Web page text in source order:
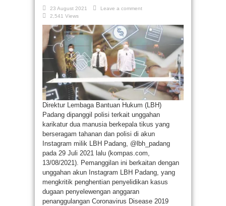
23 August 2021
Leave a comment
2,541 Views
Direktur Lembaga Bantuan Hukum (LBH)
Padang dipanggil polisi terkait unggahan
karikatur dua manusia berkepala tikus yang
berseragam tahanan dan polisi di akun
Instagram milik LBH Padang, @lbh_padang
pada 29 Juli 2021 lalu (kompas.com,
13/08/2021). Pemanggilan ini berkaitan dengan
unggahan akun Instagram LBH Padang, yang
mengkritik penghentian penyelidikan kasus
dugaan penyelewengan anggaran
penanggulangan Coronavirus Disease 2019